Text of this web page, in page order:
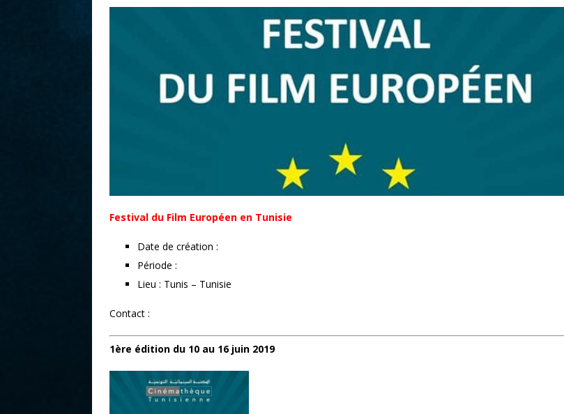
Festival du Film Européen en Tunisie
Date de création :
Période :
Lieu : Tunis – Tunisie
Contact :
1ère édition du 10 au 16 juin 2019